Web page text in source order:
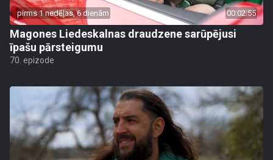
pirms 1 nedēļas, 6 dienām 00:02:55
Magones Liedeskalnas draudzene sarūpējusi
īpašu pārsteigumu
70. epizode